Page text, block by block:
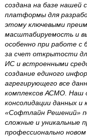
создана на базе нашей
платформы для
этому ключевыми
масштабируемость и
особенно при работе
за счет открытости
ИС и встроенными
создание единого
агрегирующего все
комплексов АСМО. Наш
консолидации данных
«Софтлайн Решений»
сложные и уникальные
профессионально новом